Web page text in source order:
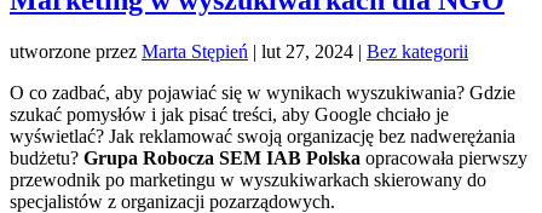
utworzone przez Marta Stępień | lut 27, 2024 | Bez kategorii
O co zadbać, aby pojawiać się w wynikach wyszukiwania? Gdzie
szukać pomysłów i jak pisać treści, aby Google chciało je
wyświetlać? Jak reklamować swoją organizację bez nadwerężania
budżetu? Grupa Robocza SEM IAB Polska opracowała pierwszy
przewodnik po marketingu w wyszukiwarkach skierowany do
specjalistów z organizacji pozarządowych.